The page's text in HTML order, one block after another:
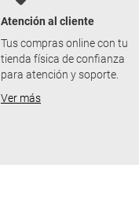
Atención al cliente
Tus compras online con tu
tienda física de confianza
para atención y soporte.
Ver más